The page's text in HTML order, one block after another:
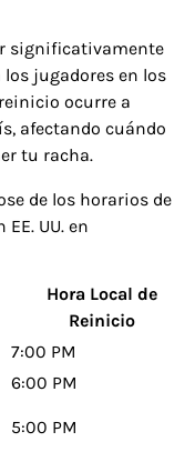
significativamente
jugadores en los
ocurre a
afectando cuándo
tu racha.
de los horarios de
UU. en
Hora Local de
Reinicio
7:00 PM
6:00 PM
5:00 PM